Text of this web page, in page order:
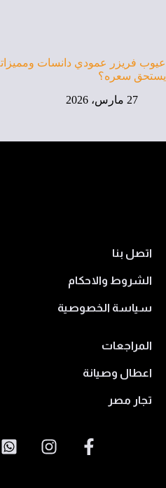
يستحق سعره؟
27 مارس، 2026
اتصل بنا
الشروط والاحكام
سياسة الخصوصية
المراجعات
اعطال وصيانة
تجار مصر